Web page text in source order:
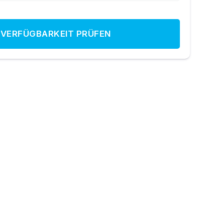
VERFÜGBARKEIT PRÜFEN